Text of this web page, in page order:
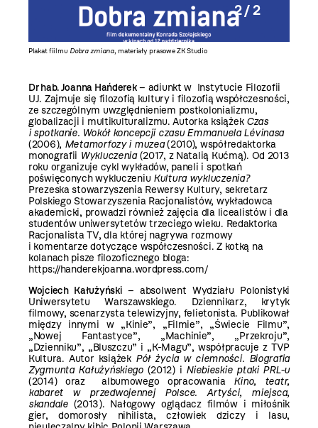
Plakat fiilmu Dobra zmiana, materiały prasowe ZK Studio
2 / 2
Dr hab. Joanna Hańderek– adiunkt w Instytucie Filozofii
UJ. Zajmuje się filozofią kultury i filozofią współczesności,
ze szczególnym uwzględnieniem postkolonializmu,
globalizacji i multikulturalizmu. Autorka książek Czas
i spotkanie. Wokół koncepcji czasu Emmanuela Lévinasa
(2006), Metamorfozy i muzea(2010), współredaktorka
monografii Wykluczenia(2017, z Natalią Kućmą). Od 2013
roku organizuje cykl wykładów, paneli i spotkań
poświęconych wykluczeniu Kultura wykluczenia?
Prezeska stowarzyszenia Rewersy Kultury, sekretarz
Polskiego Stowarzyszenia Racjonalistów, wykładowca
akademicki, prowadzi również zajęcia dla licealistów i dla
studentów uniwersytetów trzeciego wieku. Redaktorka
Racjonalista TV, dla której nagrywa rozmowy
i komentarze dotyczące współczesności. Z kotką na
kolanach pisze filozoficznego bloga:
https://handerekjoanna.wordpress.com/
Wojciech Kałużyński– absolwent Wydziału Polonistyki
Uniwersytetu Warszawskiego. Dziennikarz, krytyk
filmowy, scenarzysta telewizyjny, felietonista. Publikował
między innymi w „Kinie”, „Filmie”, „Świecie Filmu”,
„Nowej Fantastyce”, „Machinie”, „Przekroju”,
„Dzienniku”, „Bluszczu” i „K-Magu”, współpracuje z TVP
Kultura. Autor książek Pół życia w ciemności. Biografia
Zygmunta Kałużyńskiego(2012) i Niebieskie ptaki PRL-u
(2014) oraz albumowego opracowania Kino, teatr,
kabaret w przedwojennej Polsce. Artyści, miejsca,
skandale(2013). Nałogowy oglądacz filmów i miłośnik
gier, domorosły nihilista, człowiek dziczy i lasu,